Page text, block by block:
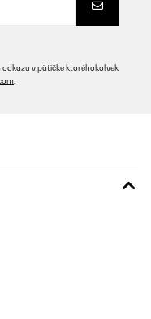
v pätičke ktoréhokoľvek